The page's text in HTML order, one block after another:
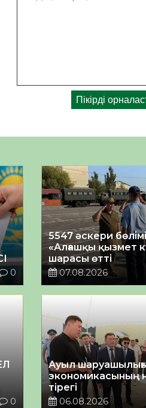
0
5547 әскери
«Алғашқы қызмет
шарасы өтті
07.08.2026
0
Ауыл шаруашылығы
экономикасының
тірегі
06.08.2026